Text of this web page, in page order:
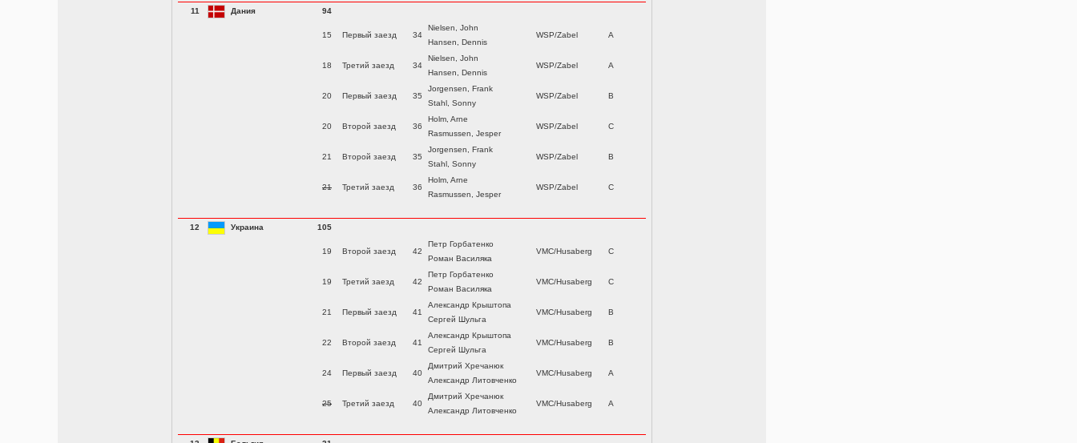
11 Дания 94
15 Первый заезд 34
Nielsen, John
Hansen, Dennis
WSP/Zabel A
18 Третий заезд 34
Nielsen, John
Hansen, Dennis
WSP/Zabel A
20 Первый заезд 35
Jorgensen, Frank
Stahl, Sonny
WSP/Zabel B
20 Второй заезд 36
Holm, Arne
Rasmussen, Jesper
WSP/Zabel C
21 Второй заезд 35
Jorgensen, Frank
Stahl, Sonny
WSP/Zabel B
21 Третий заезд 36
Holm, Arne
Rasmussen, Jesper
WSP/Zabel C
12 Украина 105
19 Второй заезд 42
Петр Горбатенко
Роман Василяка
VMC/Husaberg C
19 Третий заезд 42
Петр Горбатенко
Роман Василяка
VMC/Husaberg C
21 Первый заезд 41
Александр Крыштопа
Сергей Шульга
VMC/Husaberg B
22 Второй заезд 41
Александр Крыштопа
Сергей Шульга
VMC/Husaberg B
24 Первый заезд 40
Дмитрий Хречанюк
Александр Литовченко
VMC/Husaberg A
25 Третий заезд 40
Дмитрий Хречанюк
Александр Литовченко
VMC/Husaberg A